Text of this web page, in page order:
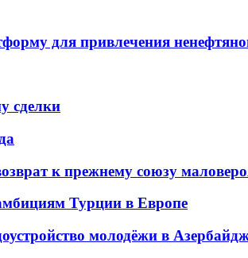
для привлечения
сделки
к прежнему союзу
Турции в Европе
молодёжи в